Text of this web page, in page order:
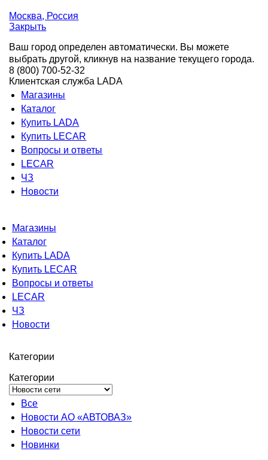
Москва, Россия
Закрыть
Ваш город определен автоматически. Вы можете
выбрать другой, кликнув на название текущего города.
8 (800) 700-52-32
Клиентская служба LADA
Магазины
Каталог
Купить LADA
Купить LECAR
Вопросы и ответы
LECAR
ЧЗ
Новости
Магазины
Каталог
Купить LADA
Купить LECAR
Вопросы и ответы
LECAR
ЧЗ
Новости
Категории
Категории
Все
Новости АО «АВТОВАЗ»
Новости сети
Новинки